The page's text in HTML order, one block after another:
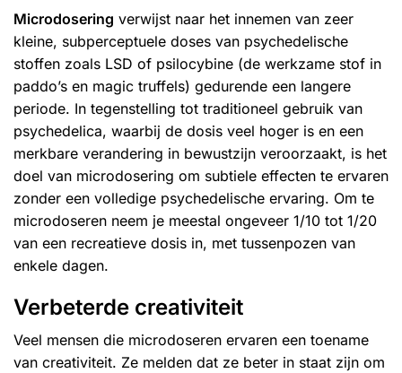
Microdosering verwijst naar het innemen van zeer
kleine, subperceptuele doses van psychedelische
stoffen zoals LSD of psilocybine (de werkzame stof in
paddo’s en magic truffels) gedurende een langere
periode. In tegenstelling tot traditioneel gebruik van
psychedelica, waarbij de dosis veel hoger is en een
merkbare verandering in bewustzijn veroorzaakt, is het
doel van microdosering om subtiele effecten te ervaren
zonder een volledige psychedelische ervaring. Om te
microdoseren neem je meestal ongeveer 1/10 tot 1/20
van een recreatieve dosis in, met tussenpozen van
enkele dagen.
Verbeterde creativiteit
Veel mensen die microdoseren ervaren een toename
van creativiteit. Ze melden dat ze beter in staat zijn om